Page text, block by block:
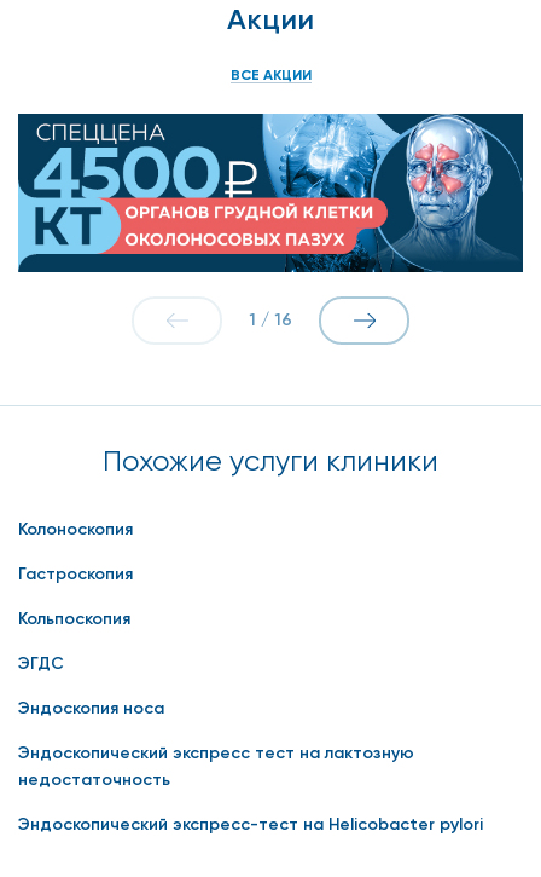
Акции
ВСЕ АКЦИИ
1 / 16
Похожие услуги клиники
Колоноскопия
Гастроскопия
Кольпоскопия
ЭГДС
Эндоскопия носа
Эндоскопический экспресс тест на лактозную
недостаточность
Эндоскопический экспресс-тест на Helicobacter pylori